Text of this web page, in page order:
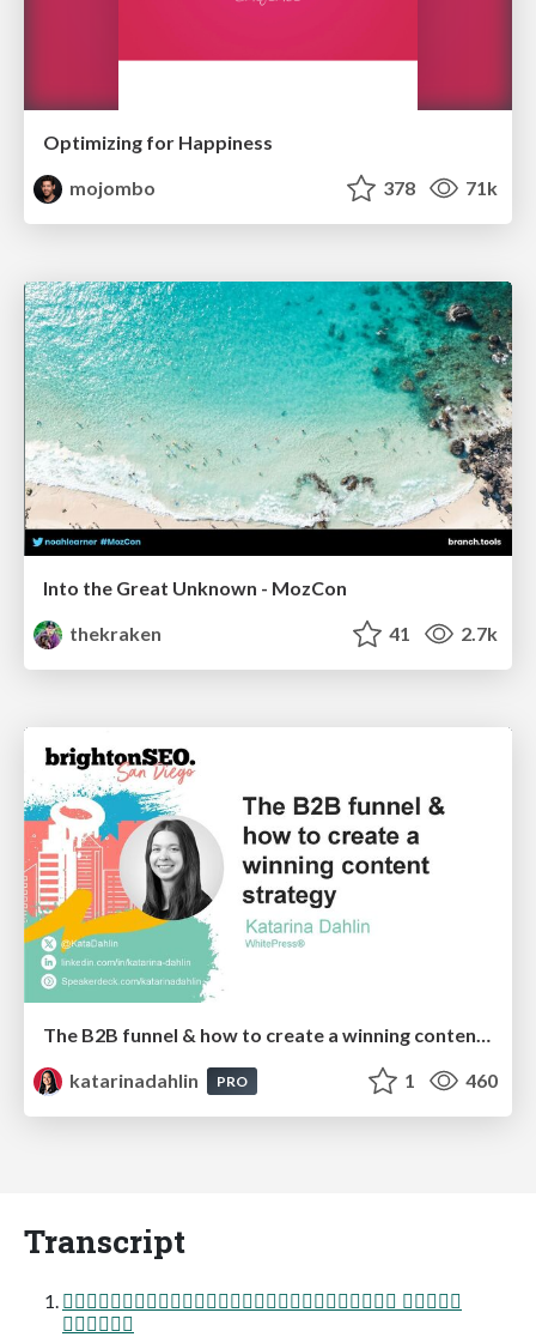
Optimizing for Happiness
mojombo
378 71k
Into the Great Unknown - MozCon
thekraken
41 2.7k
katarinadahlin
PRO 1 460
Transcript
 
